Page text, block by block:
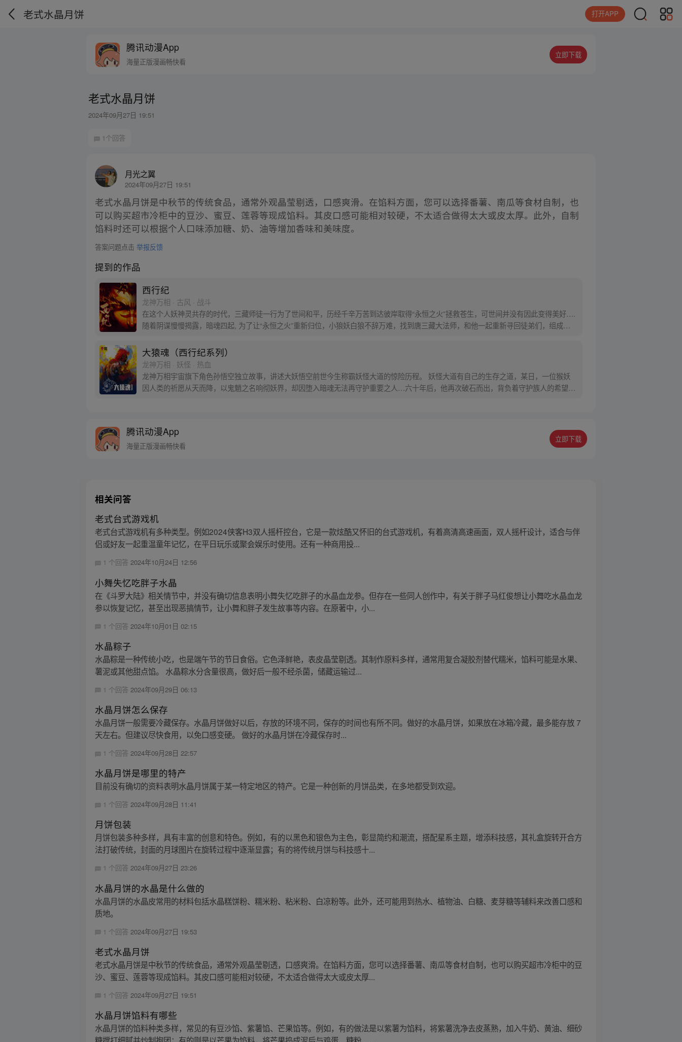
老式水晶月饼 打开APP
腾讯动漫App
海量正版漫画畅快看
立即下载
老式水晶月饼
2024年09月27日 19:51
1个回答
月光之翼
2024年09月27日 19:51
老式水晶月饼是中秋节的传统食品，通常外观晶莹剔透，口感爽滑。在馅料方面，您可以选择番薯、南瓜等食材自制，也
可以购买超市冷柜中的豆沙、蜜豆、莲蓉等现成馅料。其皮口感可能相对较硬，不太适合做得太大或皮太厚。此外，自制
馅料时还可以根据个人口味添加糖、奶、油等增加香味和美味度。
答案问题点击举报反馈
提到的作品
西行纪
龙神万相 · 古风 · 战斗
在这个人妖神灵共存的时代，三藏师徒一行为了世间和平，历经千辛万苦到达彼岸取得“永恒之火”拯救苍生，可世间并没有因此变得美好….
随着阴谋慢慢揭露，暗魂四起, 为了让“永恒之火”重新归位，小狼妖白狼不辞万难，找到唐三藏大法师，和他一起重新寻回徒弟们，组成全
大猿魂（西行纪系列）
龙神万相 · 妖怪 · 热血
龙神万相宇宙旗下角色孙悟空独立故事，讲述大妖悟空前世今生称霸妖怪大道的惊险历程。 妖怪大道有自己的生存之道，某日，一位猴妖
因人类的祈愿从天而降，以鬼魈之名响彻妖界，却因堕入暗魂无法再守护重要之人…六十年后，他再次破石而出，背负着守护族人的希望和
腾讯动漫App
海量正版漫画畅快看
立即下载
相关问答
老式台式游戏机
老式台式游戏机有多种类型。例如2024侠客H3双人摇杆控台，它是一款炫酷又怀旧的台式游戏机，有着高清高速画面，双人摇杆设计，适合与伴
侣或好友一起重温童年记忆，在平日玩乐或聚会娱乐时使用。还有一种商用投...
1 个回答2024年10月24日 12:56
小舞失忆吃胖子水晶
在《斗罗大陆》相关情节中，并没有确切信息表明小舞失忆吃胖子的水晶血龙参。但存在一些同人创作中，有关于胖子马红俊想让小舞吃水晶血龙
参以恢复记忆，甚至出现恶搞情节，让小舞和胖子发生故事等内容。在原著中，小...
1 个回答 2024年10月01日 02:15
水晶粽子
水晶粽是一种传统小吃，也是端午节的节日食俗。它色泽鲜艳，表皮晶莹剔透。其制作原料多样，通常用复合凝胶剂替代糯米，馅料可能是水果、
薯泥或其他甜点馅。 水晶粽水分含量很高，做好后一般不经杀菌，储藏运输过...
1 个回答 2024年09月29日 06:13
水晶月饼怎么保存
水晶月饼一般需要冷藏保存。水晶月饼做好以后，存放的环境不同，保存的时间也有所不同。做好的水晶月饼，如果放在冰箱冷藏，最多能存放 7
天左右。但建议尽快食用，以免口感变硬。 做好的水晶月饼在冷藏保存时...
1 个回答2024年09月28日 22:57
水晶月饼是哪里的特产
目前没有确切的资料表明水晶月饼属于某一特定地区的特产。它是一种创新的月饼品类，在多地都受到欢迎。
1 个回答2024年09月28日 11:41
月饼包装
月饼包装多种多样，具有丰富的创意和特色。例如，有的以黑色和银色为主色，彰显简约和潮流，搭配星系主题，增添科技感，其礼盒旋转开合方
法打破传统，封面的月球图片在旋转过程中逐渐显露；有的将传统月饼与科技感十...
1 个回答2024年09月27日 23:26
水晶月饼的水晶是什么做的
水晶月饼的水晶皮常用的材料包括水晶糕饼粉、糯米粉、粘米粉、白凉粉等。此外，还可能用到热水、植物油、白糖、麦芽糖等辅料来改善口感和
质地。
1 个回答 2024年09月27日 19:53
老式水晶月饼
老式水晶月饼是中秋节的传统食品，通常外观晶莹剔透，口感爽滑。在馅料方面，您可以选择番薯、南瓜等食材自制，也可以购买超市冷柜中的豆
沙、蜜豆、莲蓉等现成馅料。其皮口感可能相对较硬，不太适合做得太大或皮太厚...
1 个回答 2024年09月27日 19:51
水晶月饼馅料有哪些
水晶月饼的馅料种类多样，常见的有豆沙馅、紫薯馅、芒果馅等。例如，有的做法是以紫薯为馅料，将紫薯洗净去皮蒸熟，加入牛奶、黄油、细砂